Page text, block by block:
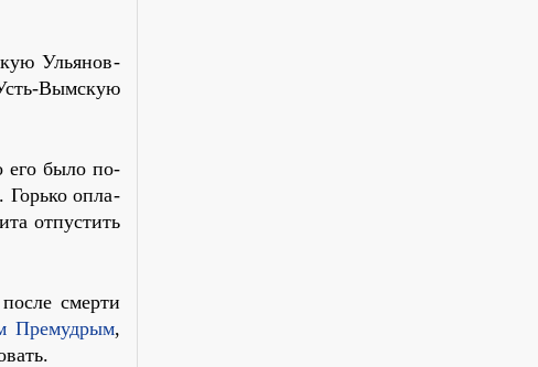
Улья­нов­
Вым­скую
его бы­ло по­
Горь­ко опла­
от­пу­стить
смер­ти
Пре­муд­рым,